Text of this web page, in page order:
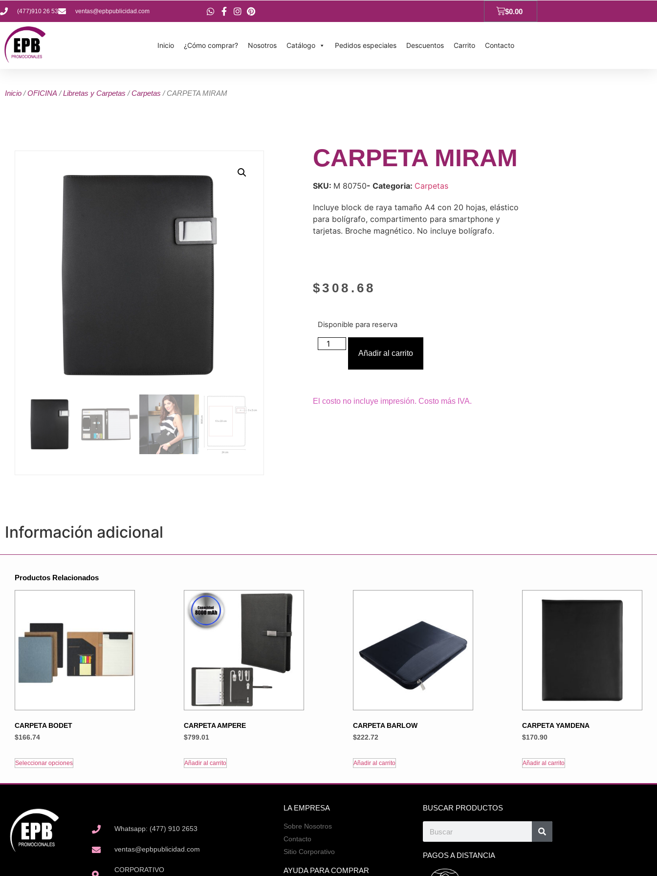
(477)910 26 53 ventas@epbpublicidad.com $0.00
Inicio ¿Cómo comprar? Nosotros Catálogo Pedidos especiales Descuentos Carrito Contacto
Inicio /OFICINA /Libretas y Carpetas /Carpetas / CARPETA MIRAM
CARPETA MIRAM
SKU: M 80750- Categoria: Carpetas
Incluye block de raya tamaño A4 con 20 hojas, elástico
para bolígrafo, compartimento para smartphone y
tarjetas. Broche magnético. No incluye bolígrafo.
$308.68
Disponible para reserva
Añadir al carrito
El costo no incluye impresión. Costo más IVA.
Información adicional
Productos Relacionados
CARPETA BODET
$166.74
Seleccionar opciones
CARPETA AMPERE
$799.01
Añadir al carrito
CARPETA BARLOW
$222.72
Añadir al carrito
CARPETA YAMDENA
$170.90
Añadir al carrito
Whatsapp: (477) 910 2653
ventas@epbpublicidad.com
CORPORATIVO
LA EMPRESA
Sobre Nosotros
Contacto
Sitio Corporativo
AYUDA PARA COMPRAR
BUSCAR PRODUCTOS
PAGOS A DISTANCIA